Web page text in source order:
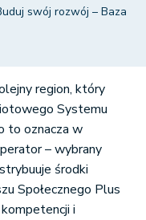
swój rozwój – Baza
region, który
Systemu
to oznacza w
– wybrany
środki
Społecznego Plus
i